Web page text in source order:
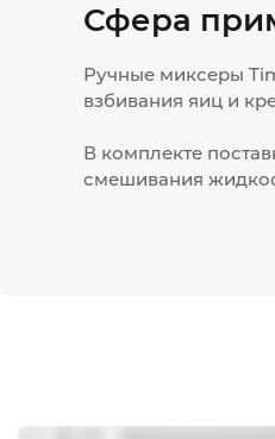
Сфера
Ручные миксеры
взбивания яиц и
В комплекте
смешивания